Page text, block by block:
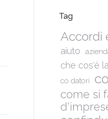
Tag
Accordi
aiuto
che cos'è
co datori
come si